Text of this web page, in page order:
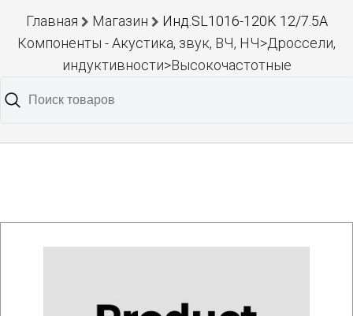
Главная Магазин
Инд.SL1016-120K 12/7.5A
Компоненты - Акустика, звук, ВЧ, НЧ>Дроссели,
индуктивности>Высокочастотные